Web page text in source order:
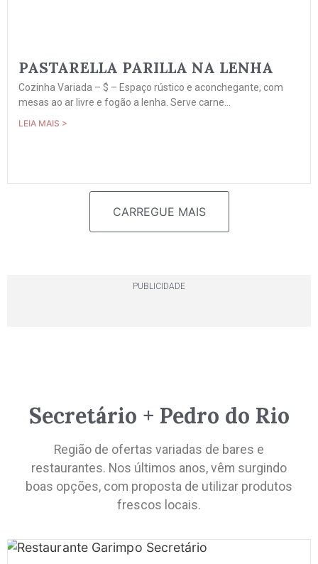
PASTARELLA PARILLA NA LENHA
Cozinha Variada – $ – Espaço rústico e aconchegante, com
mesas ao ar livre e fogão a lenha. Serve carne...
LEIA MAIS >
CARREGUE MAIS
PUBLICIDADE
Secretário + Pedro do Rio
Região de ofertas variadas de bares e
restaurantes. Nos últimos anos, vêm surgindo
boas opções, com proposta de utilizar produtos
frescos locais.